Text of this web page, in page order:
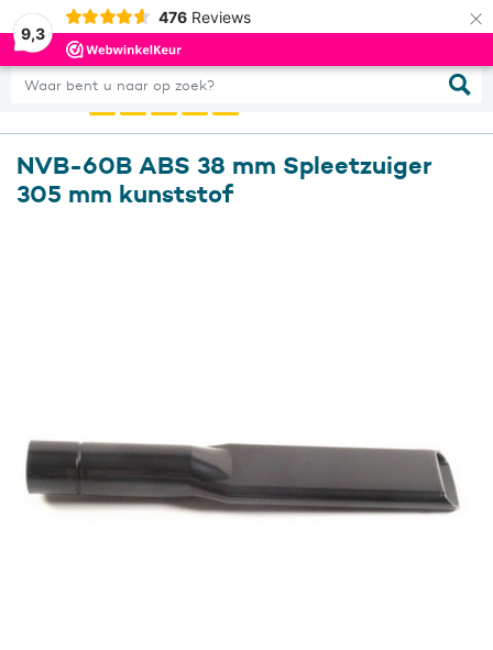
9,3
476 Reviews ×
Waar bent u naar op zoek?
0
NVB-60B ABS 38 mm Spleetzuiger
305 mm kunststof